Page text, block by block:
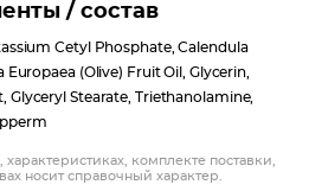
/ состав
Cetyl Phosphate, Calendula
(Olive) Fruit Oil, Glycerin,
Glyceryl Stearate, Triethanolamine,
комплекте поставки,
носит справочный характер.